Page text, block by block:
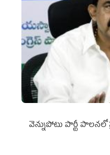
వెన్నుపోటు పార్టీ